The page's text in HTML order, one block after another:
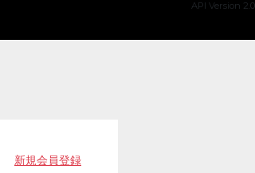
API Version 2.0
新規会員登録